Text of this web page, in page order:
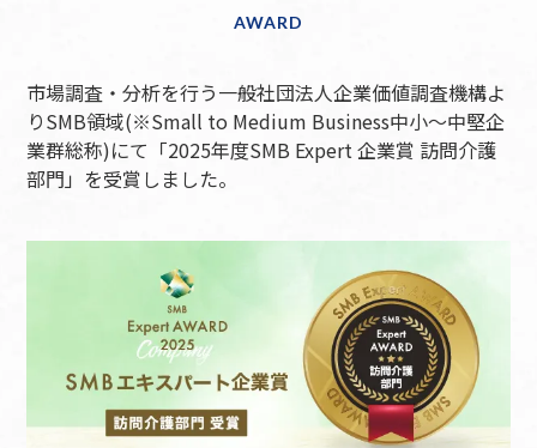
AWARD
市場調査・分析を行う一般社団法人企業価値調査機構よ
りSMB領域(※Small to Medium Business中小～中堅企
業群総称)にて 「2025年度SMB Expert 企業賞 訪問介護
部門」を受賞しました。